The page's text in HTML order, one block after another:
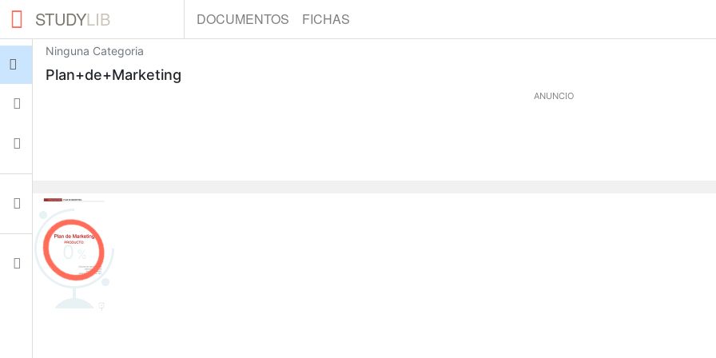
STUDYLIB DOCUMENTOS FICHAS
Documentos
Ajustes
Ninguna Categoria
Plan+de+Marketing
ANUNCIO
0